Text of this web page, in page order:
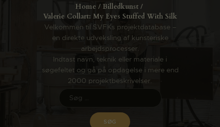
Home
Billedkunst
Valerie Collart: My Eyes Stuffed With Silk
Velkommen til SVFKs projektdatabase –
en direkte udveksling af kunsteriske
arbejdsprocesser.
Indtast navn, teknik eller materiale i
søgefeltet og gå på opdagelse i mere end
2000 projektbeskrivelser.
OM SVFK
ENGLISH